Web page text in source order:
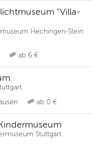
"Villa-
Hechingen-Stein
ab 6 €
ab 0 €
Stuttgart